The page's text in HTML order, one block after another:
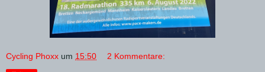
Cycling Phoxx um 15:50 2 Kommentare: